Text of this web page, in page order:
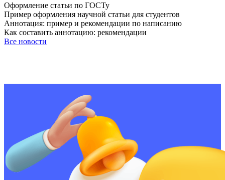
Оформление статьи по ГОСТу
Пример оформления научной статьи для студентов
Аннотация: пример и рекомендации по написанию
Как составить аннотацию: рекомендации
Все новости